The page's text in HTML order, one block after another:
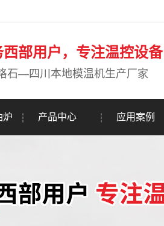
西部用户，专注温控设备
石—四川本地模温机生产厂家
炉 产品中心 应用案例